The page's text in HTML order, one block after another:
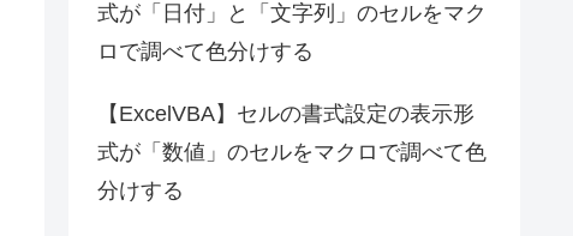
式が「日付」と「文字列」のセルをマク
ロで調べて色分けする
【ExcelVBA】セルの書式設定の表示形
式が「数値」のセルをマクロで調べて色
分けする